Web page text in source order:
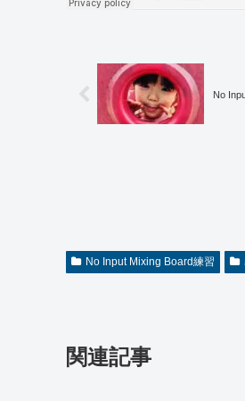
No
No Input Mixing Board練習
関連記事